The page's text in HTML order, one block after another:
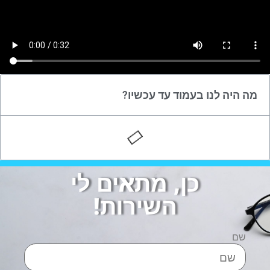
מה היה לנו בעמוד עד עכשיו?
כן, מתאים לי
השירות!
שם